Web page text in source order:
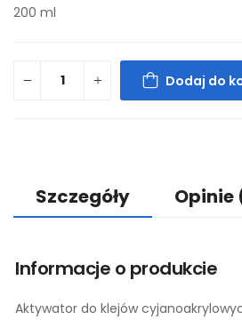
200 ml
Dodaj do
Szczegóły Opinie
Informacje o produkcie
Aktywator do klejów